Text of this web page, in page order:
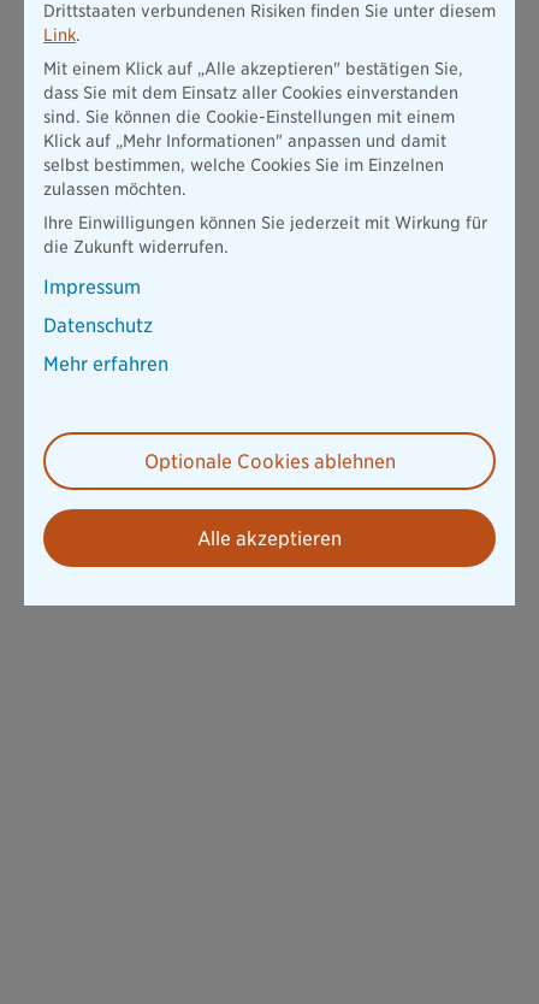
Drittstaaten verbundenen Risiken finden Sie unter diesem
Link.
Mit einem Klick auf „Alle akzeptieren" bestätigen Sie,
dass Sie mit dem Einsatz aller Cookies einverstanden
sind. Sie können die Cookie-Einstellungen mit einem
Klick auf „Mehr Informationen" anpassen und damit
selbst bestimmen, welche Cookies Sie im Einzelnen
zulassen möchten.
Ihre Einwilligungen können Sie jederzeit mit Wirkung für
die Zukunft widerrufen.
Impressum
Datenschutz
Mehr erfahren
Optionale Cookies ablehnen
Alle akzeptieren